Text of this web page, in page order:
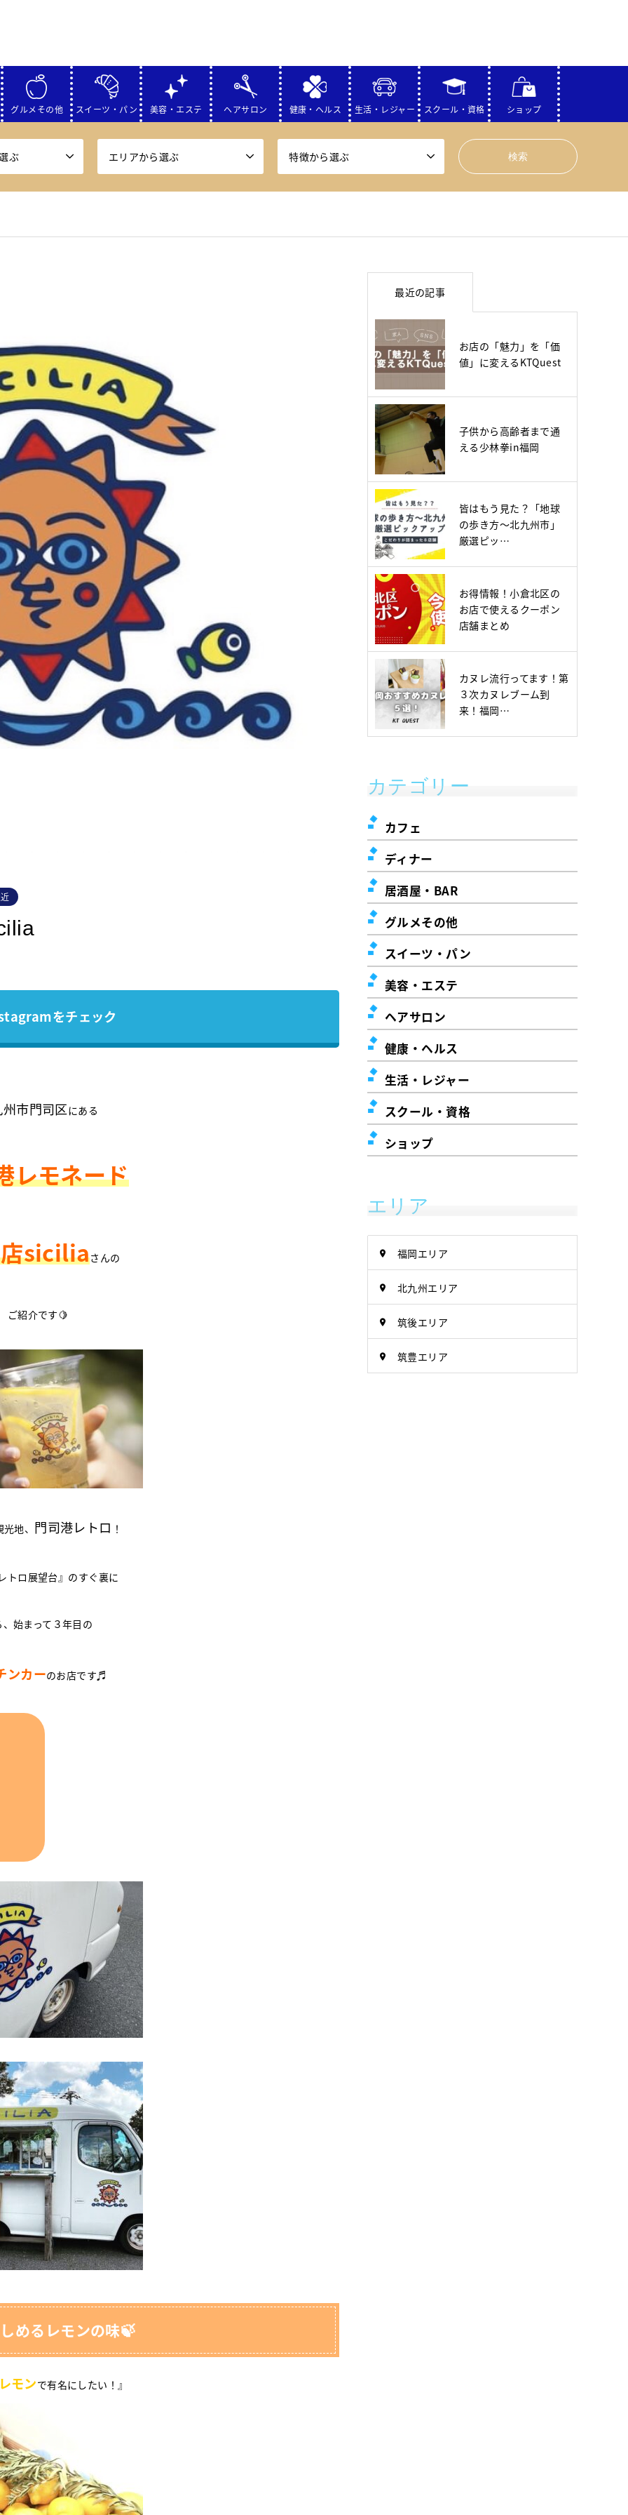
グルメその他 スイーツ・パン 美容・エステ ヘアサロン 健康・ヘルス 生活・レジャー スクール・資格 ショップ
ぶ エリアから選ぶ 特徴から選ぶ
をチェック
市門司区にある
レモネード
siciliaさんの
ご紹介です🍋
地、 門司港レトロ ！
トロ展望台』のすぐ裏に
、始まって３年目の
ンカーのお店です♬
めるレモンの味🍃
モンで有名にしたい！』
最近の記事
お店の「魅力」を「価
値」に変えるKTQuest
子供から高齢者まで通
える少林拳in福岡
皆はもう見た？「地球
の歩き方～北九州市」
厳選ピッ…
お得情報！小倉北区の
お店で使えるクーポン
店舗まとめ
カヌレ流行ってます！第
３次カヌレブーム到
来！福岡…
カテゴリー
カフェ
ディナー
居酒屋・BAR
グルメその他
スイーツ・パン
美容・エステ
ヘアサロン
健康・ヘルス
生活・レジャー
スクール・資格
ショップ
エリア
福岡エリア
北九州エリア
筑後エリア
筑豊エリア